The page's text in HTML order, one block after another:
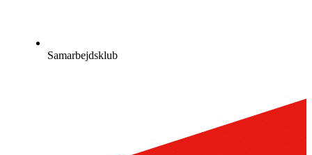
Samarbejdsklub